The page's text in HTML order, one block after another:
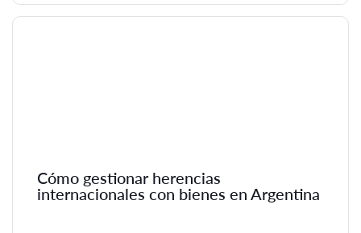
Cómo gestionar herencias
internacionales con bienes en Argentina